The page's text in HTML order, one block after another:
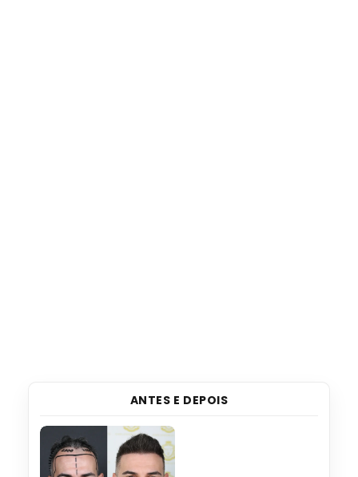
ANTES E DEPOIS